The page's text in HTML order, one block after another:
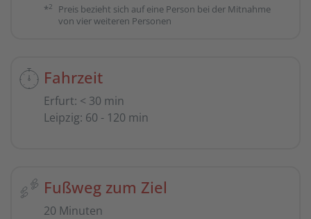
*2
Preis bezieht sich auf eine Person bei der Mitnahme
von vier weiteren Personen
Fahrzeit
Erfurt: < 30 min
Leipzig: 60 - 120 min
Fußweg zum Ziel
20 Minuten